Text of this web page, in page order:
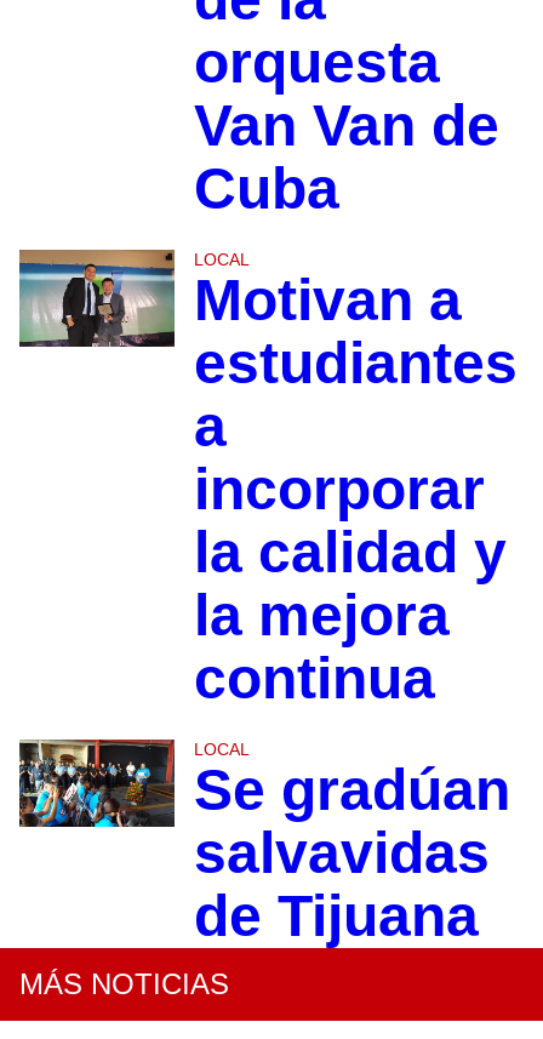
orquesta
Van Van de
Cuba
LOCAL
Motivan a
estudiantes
a
incorporar
la calidad y
la mejora
continua
LOCAL
Se gradúan
salvavidas
de Tijuana
MÁS NOTICIAS